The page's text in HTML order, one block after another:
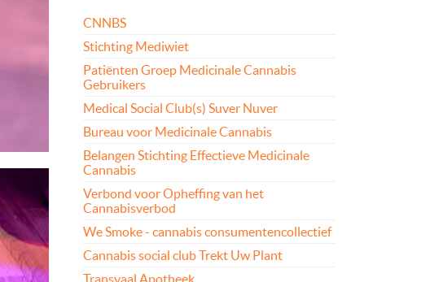
CNNBS
Stichting Mediwiet
Patiënten Groep Medicinale Cannabis
Gebruikers
Medical Social Club(s) Suver Nuver
Bureau voor Medicinale Cannabis
Belangen Stichting Effectieve Medicinale
Cannabis
Verbond voor Opheffing van het
Cannabisverbod
We Smoke - cannabis consumentencollectief
Cannabis social club Trekt Uw Plant
Transvaal Apotheek